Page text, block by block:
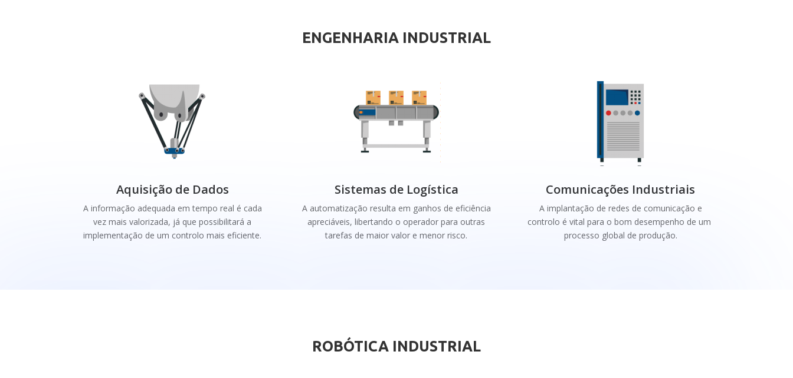
ENGENHARIA INDUSTRIAL
Aquisição de Dados
A informação adequada em tempo real é cada
vez mais valorizada, já que possibilitará a
implementação de um controlo mais eficiente.
Sistemas de Logística
A automatização resulta em ganhos de eficiência
apreciáveis, libertando o operador para outras
tarefas de maior valor e menor risco.
Comunicações Industriais
A implantação de redes de comunicação e
controlo é vital para o bom desempenho de um
processo global de produção.
ROBÓTICA INDUSTRIAL